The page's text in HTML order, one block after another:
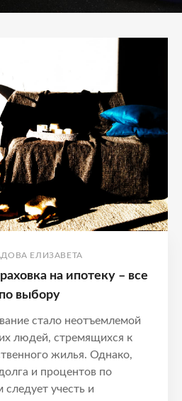
ЕЛИЗАВЕТА
на ипотеку – все
выбору
стало неотъемлемой
людей, стремящихся к
жилья. Однако,
и процентов по
учесть и